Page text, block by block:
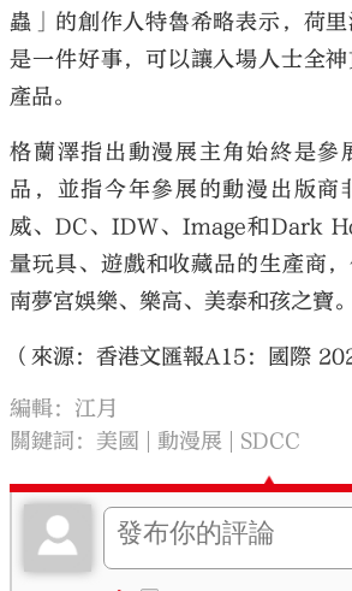
蟲」的創作人特魯希略表示，荷
是一件好事，可以讓入場人士全
產品。
格蘭澤指出動漫展主角始終是參
品，並指今年參展的動漫出版商
威、DC、IDW、Image和Dark
量玩具、遊戲和收藏品的生產商
南夢宮娛樂、樂高、美泰和孩之寶。
（來源：香港文匯報A15：國際
編輯：江月
關鍵詞： 美國 動漫展 SDCC